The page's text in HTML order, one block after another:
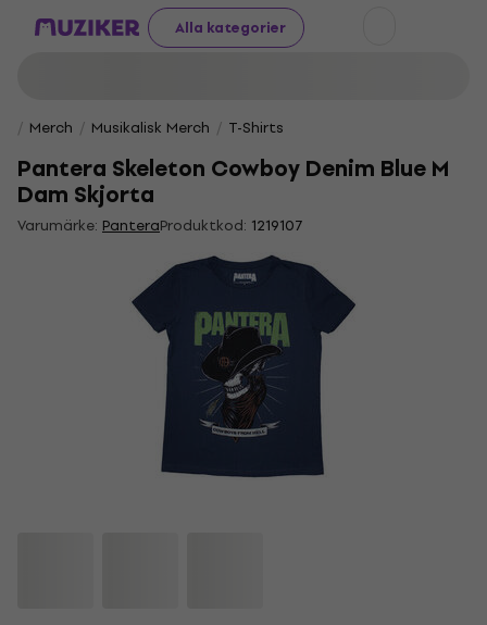
Alla kategorier
Merch Musikalisk Merch T-Shirts
Pantera Skeleton Cowboy Denim Blue M
Dam Skjorta
Varumärke: PanteraProduktkod: 1219107